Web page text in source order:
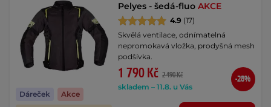
Dáreček
Akce
Pelyes - šedá-fluoAKCE
4.9 (17)
Skvělá ventilace, odnímatelná
nepromokavá vložka, prodyšná mesh
podšívka.
1 790 Kč 2 490 Kč
skladem – 11.8. u Vás
-28%